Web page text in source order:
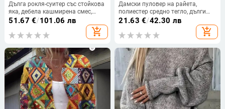
Дълга рокля-суитер със стойкова
яка, дебела кашмирена смес,
свободна кройка, дължина 80–
51.67 €/101.06 лв
add_shopping_cart
Дамски пуловер на райета,
полиестер средно тегло, дълги
ръкави, кръгло деколте, есенен
21.63 €/42.30 лв
add_shopping_cart